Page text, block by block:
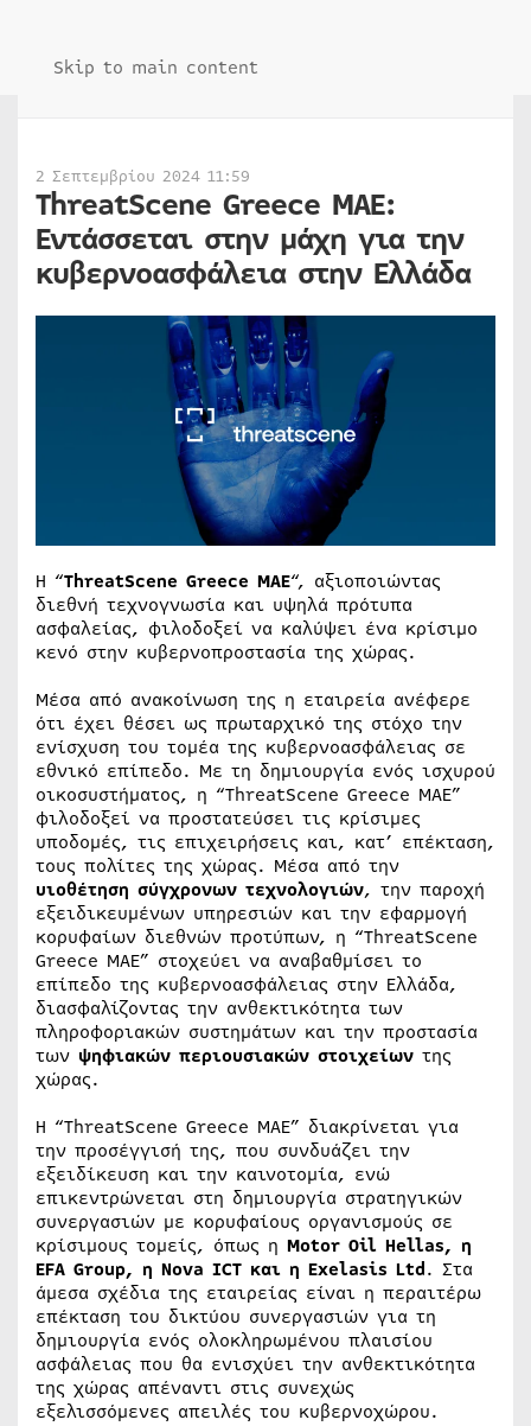
Skip to main content
2 Σεπτεμβρίου 2024 11:59
ThreatScene Greece MAE:
Εντάσσεται στην μάχη για την
κυβερνοασφάλεια στην Ελλάδα
Η “ThreatScene Greece MAE“, αξιοποιώντας
διεθνή τεχνογνωσία και υψηλά πρότυπα
ασφαλείας, φιλοδοξεί να καλύψει ένα κρίσιμο
κενό στην κυβερνοπροστασία της χώρας.
Μέσα από ανακοίνωση της η εταιρεία ανέφερε
ότι έχει θέσει ως πρωταρχικό της στόχο την
ενίσχυση του τομέα της κυβερνοασφάλειας σε
εθνικό επίπεδο. Με τη δημιουργία ενός ισχυρού
οικοσυστήματος, η “ThreatScene Greece MAE”
φιλοδοξεί να προστατεύσει τις κρίσιμες
υποδομές, τις επιχειρήσεις και, κατ’ επέκταση,
τους πολίτες της χώρας. Μέσα από την
υιοθέτηση σύγχρονων τεχνολογιών, την παροχή
εξειδικευμένων υπηρεσιών και την εφαρμογή
κορυφαίων διεθνών προτύπων, η “ThreatScene
Greece MAE” στοχεύει να αναβαθμίσει το
επίπεδο της κυβερνοασφάλειας στην Ελλάδα,
διασφαλίζοντας την ανθεκτικότητα των
πληροφοριακών συστημάτων και την προστασία
των ψηφιακών περιουσιακών στοιχείων της
χώρας.
Η “ThreatScene Greece MAE” διακρίνεται για
την προσέγγισή της, που συνδυάζει την
εξειδίκευση και την καινοτομία, ενώ
επικεντρώνεται στη δημιουργία στρατηγικών
συνεργασιών με κορυφαίους οργανισμούς σε
κρίσιμους τομείς, όπως η Motor Oil Hellas, η
EFA Group, η Nova ICT και η Exelasis Ltd. Στα
άμεσα σχέδια της εταιρείας είναι η περαιτέρω
επέκταση του δικτύου συνεργασιών για τη
δημιουργία ενός ολοκληρωμένου πλαισίου
ασφάλειας που θα ενισχύει την ανθεκτικότητα
της χώρας απέναντι στις συνεχώς
εξελισσόμενες απειλές του κυβερνοχώρου.